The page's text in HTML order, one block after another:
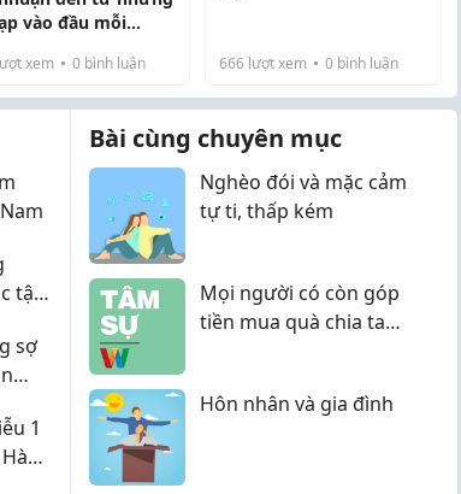
vào đầu mỗi
xem 0 bình luận
danh sách công việc cần
tôi liên tục trả lời email,
xử...
666lượt xem 0bình luận
tập,
sợ
tế
1
Bài cùng chuyên mục
Nghèo đói và mặc cảm
tự ti, thấp kém
Mọi người có còn góp
tiền mua quà chia tay
Hôn nhân và gia đình